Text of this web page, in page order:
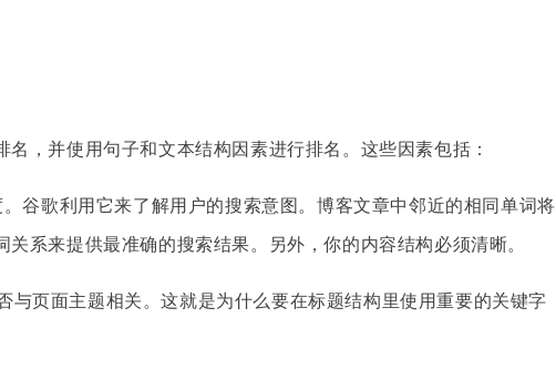
，并使用句子和文本结构因素进行排名。这些因素包括：
谷歌利用它来了解用户的搜索意图。博客文章中邻近的相同单词将
系来提供最准确的搜索结果。另外，你的内容结构必须清晰。
页面主题相关。这就是为什么要在标题结构里使用重要的关键字